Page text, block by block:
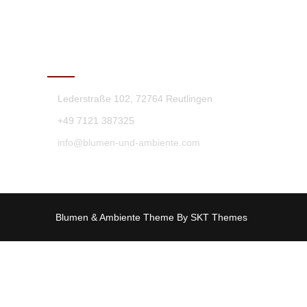
Lederstraße 102, 72764 Reutlingen
+49 7121 387325
info@blumen-und-ambiente.com
Blumen & Ambiente Theme By SKT Themes